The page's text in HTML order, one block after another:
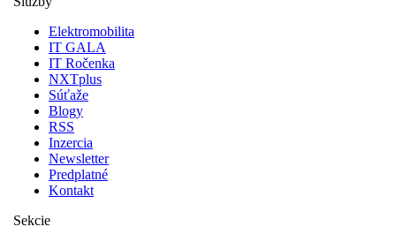
Elektromobilita
IT GALA
IT Ročenka
NXTplus
Súťaže
Blogy
RSS
Inzercia
Newsletter
Predplatné
Kontakt
Sekcie